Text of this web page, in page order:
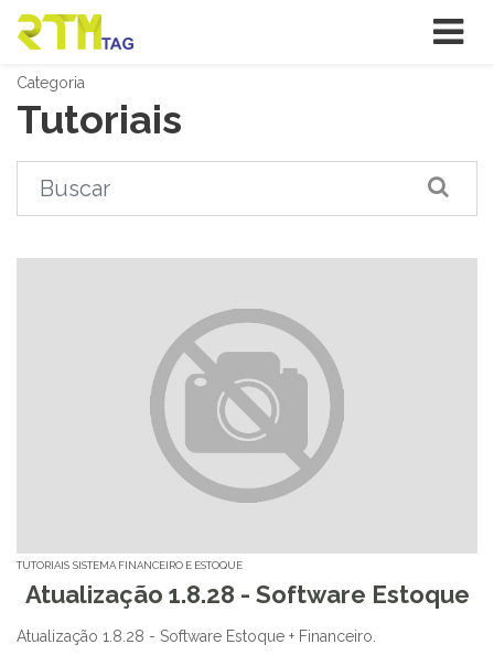
Categoria
Tutoriais
TUTORIAIS SISTEMA FINANCEIRO E ESTOQUE
Atualização 1.8.28 - Software Estoque
Atualização 1.8.28 - Software Estoque + Financeiro.